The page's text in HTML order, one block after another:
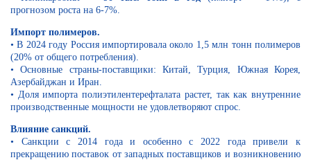
прогнозом роста на 6-7%.
Импорт полимеров.
• В 2024 году Россия импортировала около 1,5 млн тонн полимеров
(20% от общего потребления).
• Основные страны-поставщики: Китай, Турция, Южная Корея,
Азербайджан и Иран.
• Доля импорта полиэтилентерефталата растет, так как внутренние
производственные мощности не удовлетворяют спрос.
Влияние санкций.
• Санкции с 2014 года и особенно с 2022 года привели к
прекращению поставок от западных поставщиков и возникновению